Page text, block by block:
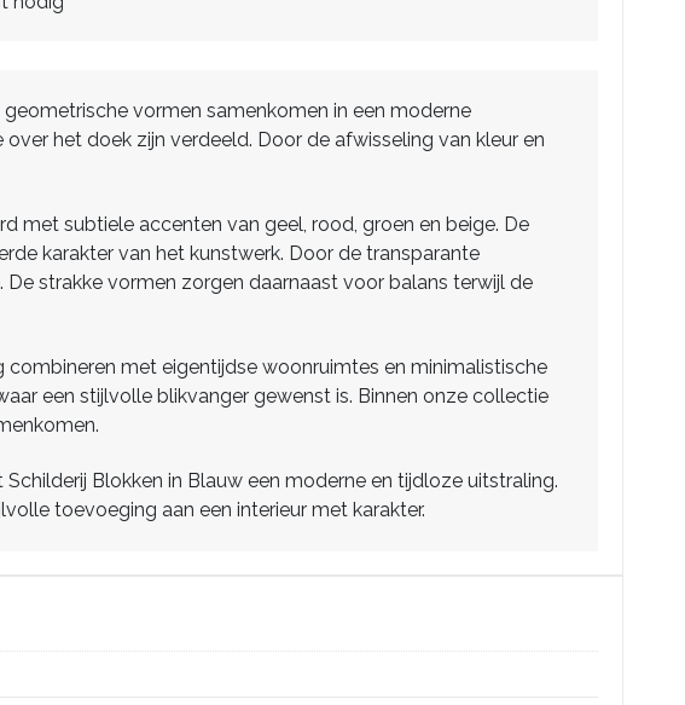
vormen samenkomen in een moderne
het doek zijn verdeeld. Door de afwisseling van kleur en
subtiele accenten van geel, rood, groen en beige. De
karakter van het kunstwerk. Door de transparante
strakke vormen zorgen daarnaast voor balans terwijl de
met eigentijdse woonruimtes en minimalistische
een stijlvolle blikvanger gewenst is. Binnen onze collectie
Blokken in Blauw een moderne en tijdloze uitstraling.
toevoeging aan een interieur met karakter.